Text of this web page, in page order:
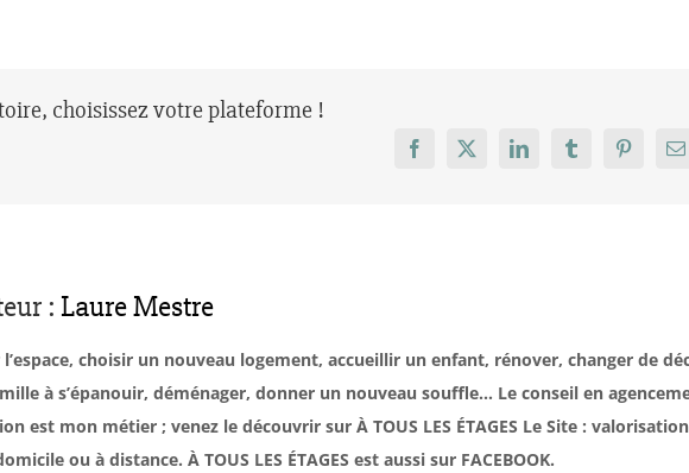
choisissez votre plateforme !
Facebook
X LinkedInTumblrPinterest
: Laure Mestre
choisir un nouveau logement, accueillir un enfant, rénover, changer de
à s’épanouir, déménager, donner un nouveau souffle… Le conseil en
est mon métier ; venez le découvrir sur À TOUS LES ÉTAGES Le Site : valorisation
ou à distance. À TOUS LES ÉTAGES est aussi sur FACEBOOK.